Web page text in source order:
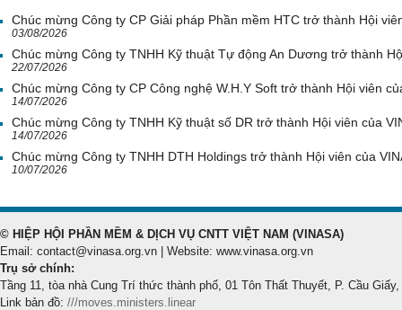
Chúc mừng Công ty CP Giải pháp Phần mềm HTC trở thành Hội
03/08/2026
Chúc mừng Công ty TNHH Kỹ thuật Tự động An Dương trở thành
22/07/2026
Chúc mừng Công ty CP Công nghệ W.H.Y Soft trở thành Hội viên
14/07/2026
Chúc mừng Công ty TNHH Kỹ thuật số DR trở thành Hội viên của
14/07/2026
Chúc mừng Công ty TNHH DTH Holdings trở thành Hội viên của
10/07/2026
© HIỆP HỘI PHẦN MỀM & DỊCH VỤ CNTT VIỆT NAM (VINASA)
Email: contact@vinasa.org.vn | Website: www.vinasa.org.vn
Trụ sở chính:
Tầng 11, tòa nhà Cung Trí thức thành phố, 01 Tôn Thất Thuyết, P. Cầu Giấy,
Link bản đồ: ///moves.ministers.linear